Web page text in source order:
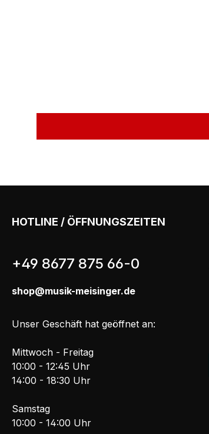
HOTLINE / ÖFFNUNGSZEITEN
+49 8677 875 66-0
shop@musik-meisinger.de
Unser Geschäft hat geöffnet an:
Mittwoch - Freitag
10:00 - 12:45 Uhr
14:00 - 18:30 Uhr
Samstag
10:00 - 14:00 Uhr